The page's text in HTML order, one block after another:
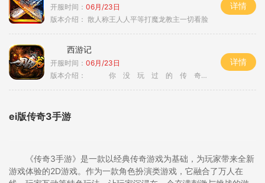
开服时间： 06月/23日
版本介绍： 散人称王人人平等打魔龙教主一切看脸
详情
西游记
开服时间： 06月/23日
版本介绍：
你 没 玩 过 的 传 奇
详情
ei版传奇3手游
《传奇3手游》是一款以经典传奇游戏为基础，为玩家带来全新
游戏体验的2D游戏。作为一款角色扮演类游戏，它融合了万人在